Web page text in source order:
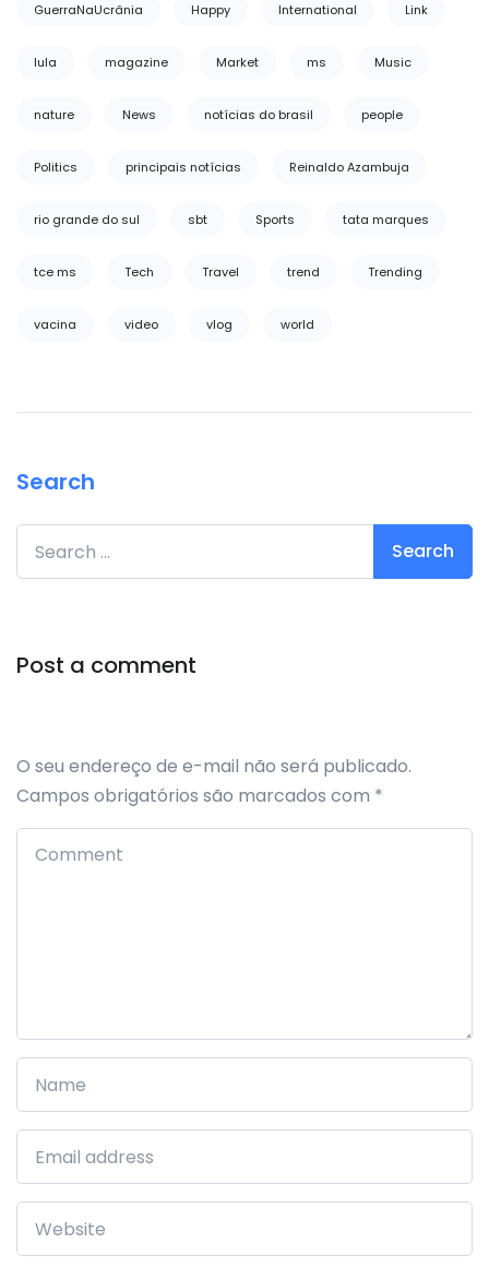
GuerraNaUcrânia Happy International Link
lula magazine Market ms Music
nature News notícias do brasil people
Politics principais notícias Reinaldo Azambuja
rio grande do sul sbt Sports tata marques
tce ms Tech Travel trend Trending
vacina video vlog world
Search
Search for:
Post a comment
O seu endereço de e-mail não será publicado.
Campos obrigatórios são marcados com *